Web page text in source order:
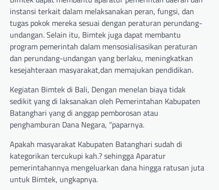
instansi terkait dalam melaksanakan peran, fungsi, dan
tugas pokok mereka sesuai dengan peraturan perundang-
undangan. Selain itu, Bimtek juga dapat membantu
program pemerintah dalam mensosialisasikan peraturan
dan perundang-undangan yang berlaku, meningkatkan
kesejahteraan masyarakat,dan memajukan pendidikan.
Kegiatan Bimtek di Bali, Dengan menelan biaya tidak
sedikit yang di laksanakan oleh Pemerintahan Kabupaten
Batanghari yang di anggap pemborosan atau
penghamburan Dana Negara, “paparnya.
Apakah masyarakat Kabupaten Batanghari sudah di
kategorikan tercukupi kah.? sehingga Aparatur
pemerintahannya mengeluarkan dana hingga ratusan juta
untuk Bimtek, ungkapnya.